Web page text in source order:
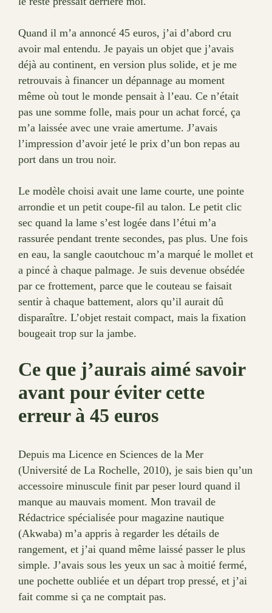
Quand il m’a annoncé 45 euros, j’ai d’abord cru
avoir mal entendu. Je payais un objet que j’avais
déjà au continent, en version plus solide, et je me
retrouvais à financer un dépannage au moment
même où tout le monde pensait à l’eau. Ce n’était
pas une somme folle, mais pour un achat forcé, ça
m’a laissée avec une vraie amertume. J’avais
l’impression d’avoir jeté le prix d’un bon repas au
port dans un trou noir.
Le modèle choisi avait une lame courte, une pointe
arrondie et un petit coupe-fil au talon. Le petit clic
sec quand la lame s’est logée dans l’étui m’a
rassurée pendant trente secondes, pas plus. Une fois
en eau, la sangle caoutchouc m’a marqué le mollet et
a pincé à chaque palmage. Je suis devenue obsédée
par ce frottement, parce que le couteau se faisait
sentir à chaque battement, alors qu’il aurait dû
disparaître. L’objet restait compact, mais la fixation
bougeait trop sur la jambe.
Ce que j’aurais aimé savoir
avant pour éviter cette
erreur à 45 euros
Depuis ma Licence en Sciences de la Mer
(Université de La Rochelle, 2010), je sais bien qu’un
accessoire minuscule finit par peser lourd quand il
manque au mauvais moment. Mon travail de
Rédactrice spécialisée pour magazine nautique
(Akwaba) m’a appris à regarder les détails de
rangement, et j’ai quand même laissé passer le plus
simple. J’avais sous les yeux un sac à moitié fermé,
une pochette oubliée et un départ trop pressé, et j’ai
fait comme si ça ne comptait pas.